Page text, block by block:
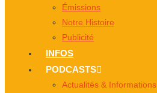
Émissions
Notre Histoire
Publicité
INFOS
PODCASTS
Actualités & Informations